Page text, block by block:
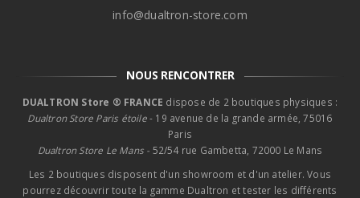
info@dualtron-store.com
NOUS RENCONTRER
DUALTRON Store ® FRANCE dispose de 2 boutiques physiques :
Dualtron Store Paris étoile- 19 avenue de la grande armée, 75016
Paris
Dualtron Store Le Mans - 52/54 rue Gambetta, 72000 Le Mans
Les 2 boutiques disposent d'un showroom et d'un atelier. Vous
pourrez découvrir toute la gamme Dualtron et tester les différents